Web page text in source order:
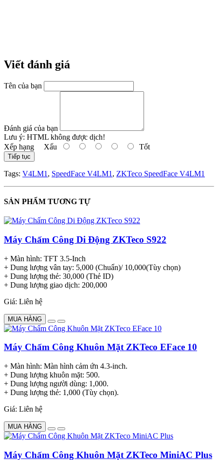
Viết đánh giá
Tên của bạn
Đánh giá của bạn
Lưu ý: HTML không được dịch!
Xếp hạng Xấu Tốt
Tiếp tục
Tags: V4LM1 , SpeedFace V4LM1 , ZKTeco SpeedFace V4LM1
SẢN PHẨM TƯƠNG TỰ
Máy Chấm Công Di Động ZKTeco S922
+ Màn hình: TFT 3.5-Inch
+ Dung lượng vân tay: 5,000 (Chuẩn)/ 10,000(Tùy chọn)
+ Dung lượng thẻ: 30,000 (Thẻ ID)
+ Dung lượng giao dịch: 200,000
Giá: Liên hệ
MUA HÀNG
Máy Chấm Công Khuôn Mặt ZKTeco EFace 10
+ Màn hình: Màn hình cảm ứn 4.3-inch.
+ Dung lượng khuôn mặt: 500.
+ Dung lượng người dùng: 1,000.
+ Dung lượng thẻ: 1,000 (Tùy chọn).
Giá: Liên hệ
MUA HÀNG
Máy Chấm Công Khuôn Mặt ZKTeco MiniAC Plus